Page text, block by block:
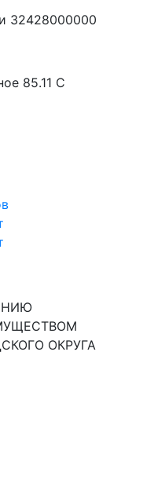
32428000000
85.11 C
ОКРУГА